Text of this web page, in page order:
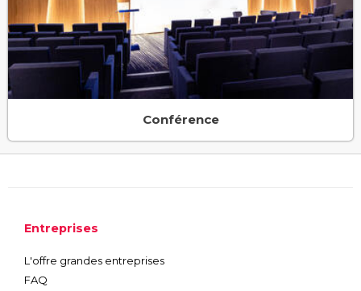
Conférence
Entreprises
L'offre grandes entreprises
FAQ